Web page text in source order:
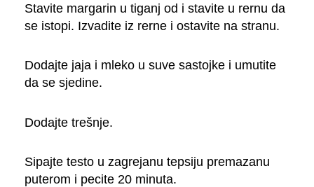
Stavite margarin u tiganj od i stavite u rernu da
se istopi. Izvadite iz rerne i ostavite na stranu.
Dodajte jaja i mleko u suve sastojke i umutite
da se sjedine.
Dodajte trešnje.
Sipajte testo u zagrejanu tepsiju premazanu
puterom i pecite 20 minuta.